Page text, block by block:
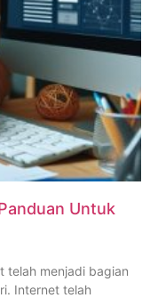
Untuk
telah menjadi bagian
Internet telah